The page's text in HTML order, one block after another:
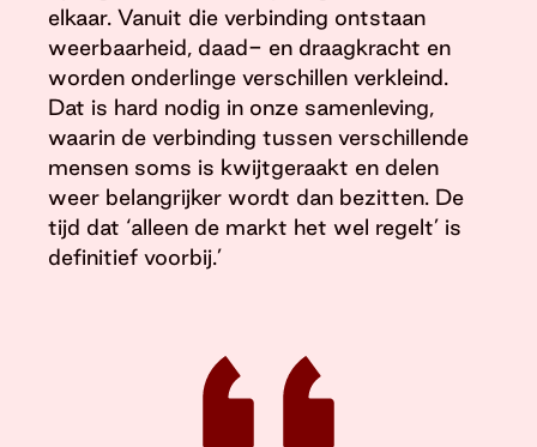
elkaar. Vanuit die verbinding ontstaan
weerbaarheid, daad- en draagkracht en
worden onderlinge verschillen verkleind.
Dat is hard nodig in onze samenleving,
waarin de verbinding tussen verschillende
mensen soms is kwijtgeraakt en delen
weer belangrijker wordt dan bezitten. De
tijd dat ‘alleen de markt het wel regelt’ is
definitief voorbij.’